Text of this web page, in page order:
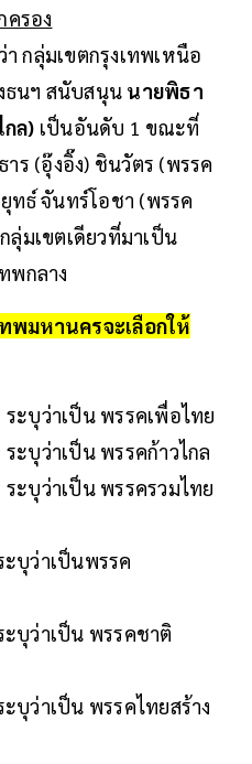
ครอง
กลุ่มเขตกรุงเทพเหนือ
ธนฯ สนับสนุน นายพิธา
ล) เป็นอันดับ 1 ขณะที่
ร (อุ๊งอิ๊ง) ชินวัตร (พรรค
ทธ์ จันทร์โอชา (พรรค
ลุ่มเขตเดียวที่มาเป็น
พกลาง
พมหานครจะเลือกให้
ะบุว่าเป็น พรรคเพื่อไทย
ะบุว่าเป็น พรรคก้าวไกล
ะบุว่าเป็น พรรครวมไทย
บุว่าเป็นพรรค
บุว่าเป็น พรรคชาติ
บุว่าเป็น พรรคไทยสร้าง